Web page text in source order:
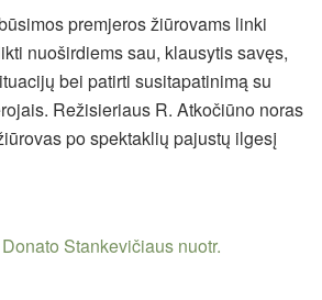
premjeros žiūrovams linki
nuoširdiems sau, klausytis savęs,
bei patirti susitapatinimą su
Režisieriaus R. Atkočiūno noras
po spektaklių pajustų ilgesį